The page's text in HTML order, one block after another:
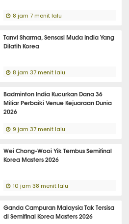
8 jam 7 menit lalu
Tanvi Sharma, Sensasi Muda India Yang
Dilatih Korea
8 jam 37 menit lalu
Badminton India Kucurkan Dana 36
Miliar Perbaiki Venue Kejuaraan Dunia
2026
9 jam 37 menit lalu
Wei Chong-Wooi Yik Tembus Semifinal
Korea Masters 2026
10 jam 38 menit lalu
Ganda Campuran Malaysia Tak Tersisa
di Semifinal Korea Masters 2026